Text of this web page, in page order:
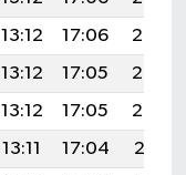
13:12 17:06
20:24
13:12 17:05
20:23
13:12 17:05
20:22
13:11 17:04
20:21